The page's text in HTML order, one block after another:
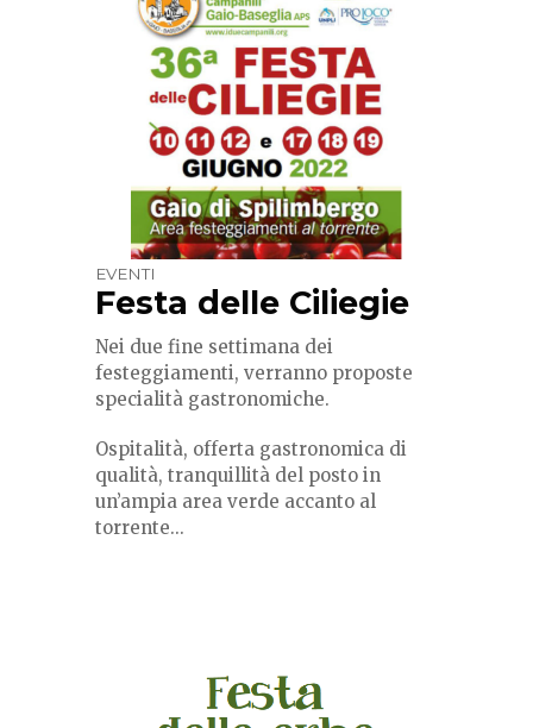
EVENTI
Festa delle Ciliegie
Nei due fine settimana dei
festeggiamenti, verranno proposte
specialità gastronomiche.
Ospitalità, offerta gastronomica di
qualità, tranquillità del posto in
un’ampia area verde accanto al
torrente...